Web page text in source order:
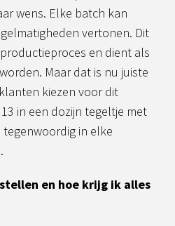
wens. Elke batch kan
vertonen. Dit
en dient als
Maar dat is nu juiste
kiezen voor dit
in een dozijn tegeltje met
in elke
en hoe krijg ik alles